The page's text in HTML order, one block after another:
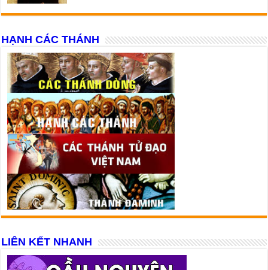
HẠNH CÁC THÁNH
LIÊN KẾT NHANH